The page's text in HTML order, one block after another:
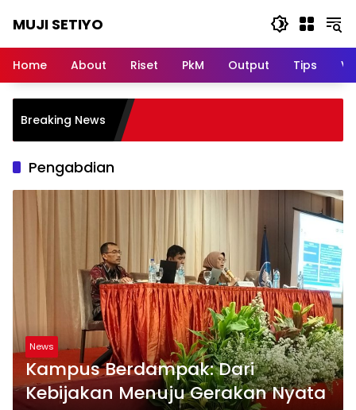
MUJI SETIYO
Bersama,
Home About Riset PkM Output Tips
Breaking News
Pengabdian
News
Kampus Berdampak: Dari
Kebijakan Menuju Gerakan Nyata